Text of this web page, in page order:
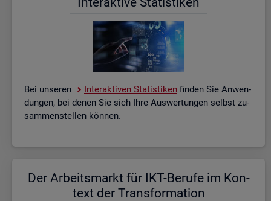
Bei un­se­ren In­ter­ak­ti­ven Sta­tis­ti­ken fin­den Sie An­wen­
dun­gen, bei denen Sie sich Ihre Aus­wer­tun­gen selbst zu­
sam­men­stel­len kön­nen.
Der Ar­beits­markt für IKT-Be­ru­fe im Kon­
text der Trans­for­ma­ti­on